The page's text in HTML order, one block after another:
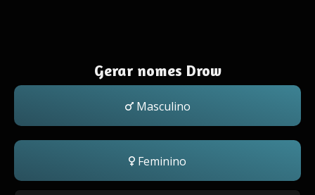
Gerar nomes Drow
Masculino
Feminino